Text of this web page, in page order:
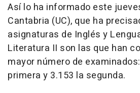
Así lo ha informado este
Cantabria (UC), que ha
asignaturas de Inglés y
Literatura II son las que han
mayor número de
primera y 3.153 la segunda.